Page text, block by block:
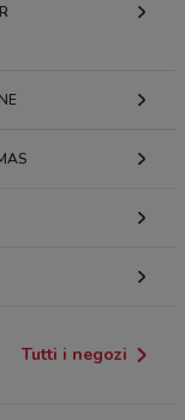
Tutti i negozi